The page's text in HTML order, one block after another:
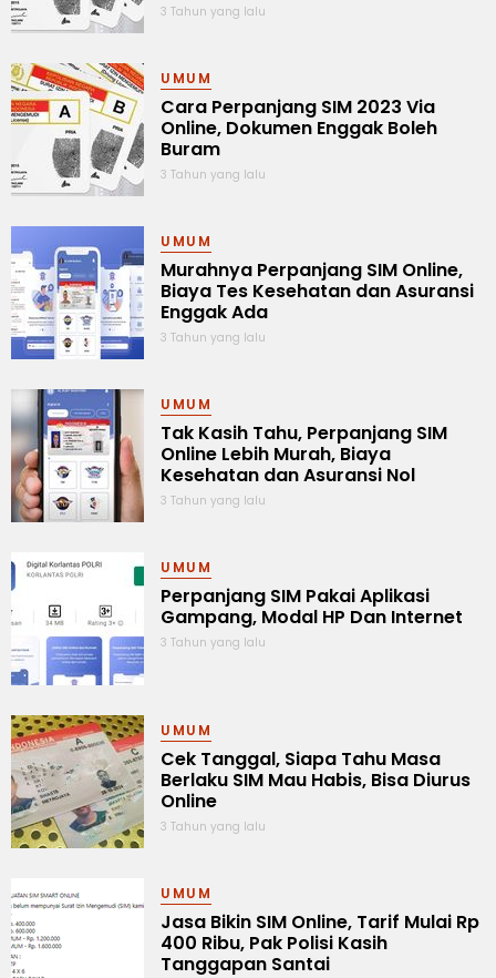
3 Tahun yang lalu
UMUM
Cara Perpanjang SIM 2023 Via
Online, Dokumen Enggak Boleh
Buram
3 Tahun yang lalu
UMUM
Murahnya Perpanjang SIM Online,
Biaya Tes Kesehatan dan Asuransi
Enggak Ada
3 Tahun yang lalu
UMUM
Tak Kasih Tahu, Perpanjang SIM
Online Lebih Murah, Biaya
Kesehatan dan Asuransi Nol
3 Tahun yang lalu
UMUM
Perpanjang SIM Pakai Aplikasi
Gampang, Modal HP Dan Internet
3 Tahun yang lalu
UMUM
Cek Tanggal, Siapa Tahu Masa
Berlaku SIM Mau Habis, Bisa Diurus
Online
3 Tahun yang lalu
UMUM
Jasa Bikin SIM Online, Tarif Mulai Rp
400 Ribu, Pak Polisi Kasih
Tanggapan Santai